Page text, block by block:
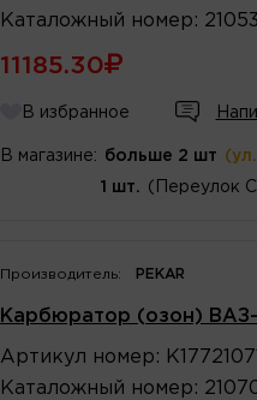
Каталожный номер :
11185.30
В избранное
В магазине: больше 2 шт
1 шт. (Переулок
Производитель: PEKAR
Карбюратор (озон) ВАЗ-
Артикул номер :
Каталожный номер :